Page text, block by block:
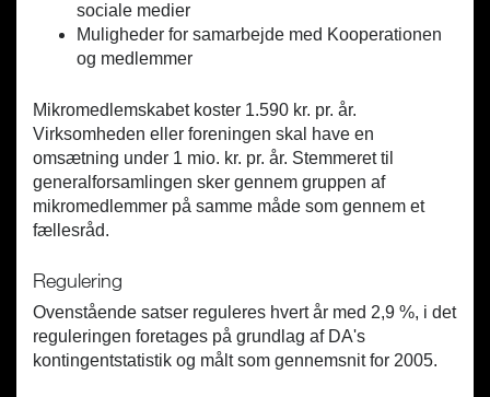
sociale medier
Muligheder for samarbejde med Kooperationen
og medlemmer
Mikromedlemskabet koster 1.590 kr. pr. år.
Virksomheden eller foreningen skal have en
omsætning under 1 mio. kr. pr. år. Stemmeret til
generalforsamlingen sker gennem gruppen af
mikromedlemmer på samme måde som gennem et
fællesråd.
Regulering
Ovenstående satser reguleres hvert år med 2,9 %, i det
reguleringen foretages på grundlag af DA's
kontingentstatistik og målt som gennemsnit for 2005.